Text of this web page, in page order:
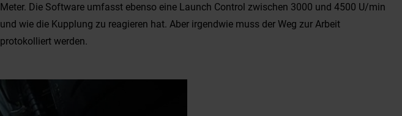
Meter. Die Software umfasst ebenso eine Launch Control zwischen 3000 und 4500 U/min
und wie die Kupplung zu reagieren hat. Aber irgendwie muss der Weg zur Arbeit
protokolliert werden.